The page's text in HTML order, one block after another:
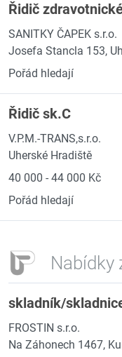
Řidič
SANITKY ČAPEK s.r.o.
Josefa Stancla 153,
Pořád hledají
Řidič sk.C
V.P.M.-TRANS,s.r.o.
Uherské Hradiště
40 000 - 44 000 Kč
Pořád hledají
Nabídky
skladník/
FROSTIN s.r.o.
Na Záhonech 1467,